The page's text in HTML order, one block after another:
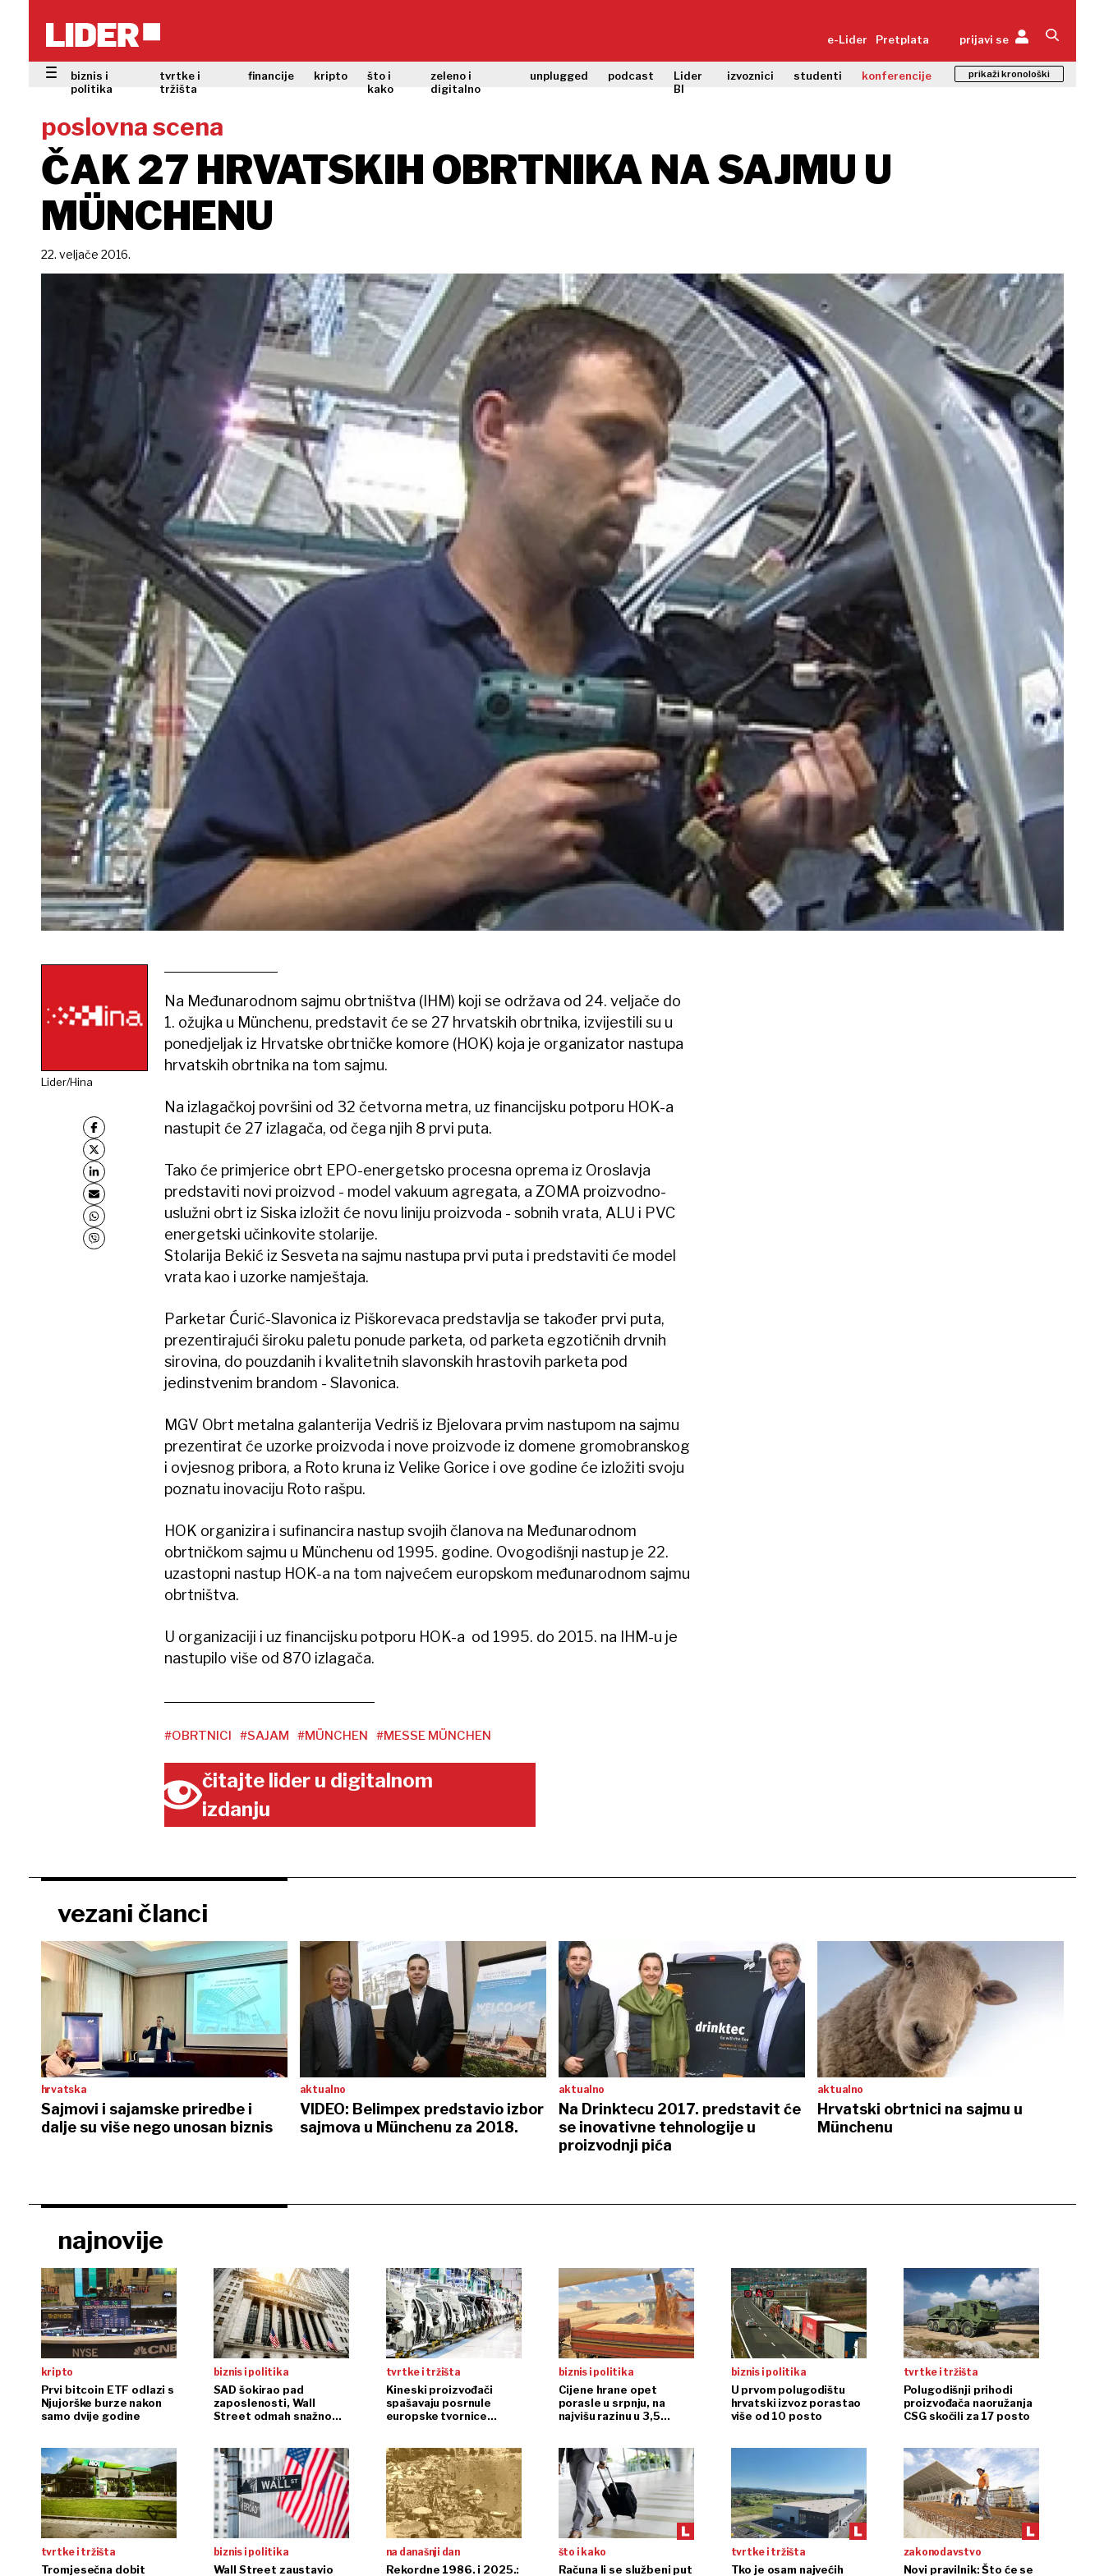
e-Lider Pretplata prijavi se
biznis i
politika
tvrtke i
tržišta
financije kripto
što i
kako
zeleno i
digitalno
unplugged podcast
Lider
BI
izvoznici studenti konferencije prikaži kronološki
poslovna scena
ČAK 27 HRVATSKIH OBRTNIKA NA SAJMU U
MÜNCHENU
22. veljače 2016.
Lider/Hina
Na Međunarodnom sajmu obrtništva (IHM) koji se održava od 24. veljače do
1. ožujka u Münchenu, predstavit će se 27 hrvatskih obrtnika, izvijestili su u
ponedjeljak iz Hrvatske obrtničke komore (HOK) koja je organizator nastupa
hrvatskih obrtnika na tom sajmu.
Na izlagačkoj površini od 32 četvorna metra, uz financijsku potporu HOK-a
nastupit će 27 izlagača, od čega njih 8 prvi puta.
Tako će primjerice obrt EPO-energetsko procesna oprema iz Oroslavja
predstaviti novi proizvod - model vakuum agregata, a ZOMA proizvodno-
uslužni obrt iz Siska izložit će novu liniju proizvoda - sobnih vrata, ALU i PVC
energetski učinkovite stolarije.
Stolarija Bekić iz Sesveta na sajmu nastupa prvi puta i predstaviti će model
vrata kao i uzorke namještaja.
Parketar Ćurić-Slavonica iz Piškorevaca predstavlja se također prvi puta,
prezentirajući široku paletu ponude parketa, od parketa egzotičnih drvnih
sirovina, do pouzdanih i kvalitetnih slavonskih hrastovih parketa pod
jedinstvenim brandom - Slavonica.
MGV Obrt metalna galanterija Vedriš iz Bjelovara prvim nastupom na sajmu
prezentirat će uzorke proizvoda i nove proizvode iz domene gromobranskog
i ovjesnog pribora, a Roto kruna iz Velike Gorice i ove godine će izložiti svoju
poznatu inovaciju Roto rašpu.
HOK organizira i sufinancira nastup svojih članova na Međunarodnom
obrtničkom sajmu u Münchenu od 1995. godine. Ovogodišnji nastup je 22.
uzastopni nastup HOK-a na tom najvećem europskom međunarodnom sajmu
obrtništva.
U organizaciji i uz financijsku potporu HOK-a od 1995. do 2015. na IHM-u je
nastupilo više od 870 izlagača.
#OBRTNICI #SAJAM #MÜNCHEN #MESSE MÜNCHEN
čitajte lider u digitalnom
izdanju
vezani članci
hrvatska
Sajmovi i sajamske priredbe i
dalje su više nego unosan biznis
aktualno
VIDEO: Belimpex predstavio izbor
sajmova u Münchenu za 2018.
aktualno
Na Drinktecu 2017. predstavit će
se inovativne tehnologije u
proizvodnji pića
aktualno
Hrvatski obrtnici na sajmu u
Münchenu
najnovije
kripto
Prvi bitcoin ETF odlazi s
Njujorške burze nakon
samo dvije godine
biznis i politika
SAD šokirao pad
zaposlenosti, Wall
Street odmah snažno
tvrtke i tržišta
Kineski proizvođači
spašavaju posrnule
europske tvornice
biznis i politika
Cijene hrane opet
porasle u srpnju, na
najvišu razinu u 3,5
biznis i politika
U prvom polugodištu
hrvatski izvoz porastao
više od 10 posto
tvrtke i tržišta
Polugodišnji prihodi
proizvođača naoružanja
CSG skočili za 17 posto
tvrtke i tržišta
Tromjesečna dobit
biznis i politika
Wall Street zaustavio
na današnji dan
Rekordne 1986. i 2025.:
što i kako
Računa li se službeni put
tvrtke i tržišta
Tko je osam najvećih
zakonodavstvo
Novi pravilnik: Što će se